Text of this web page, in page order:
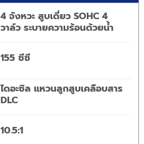
4 จังหวะ สูบเดี่ยว SOHC 4
วาล์ว ระบายความร้อนด้วยน้ำ
155 ซีซี
ไดอะซิล แหวนลูกสูบเคลือบสาร
DLC
10.5:1